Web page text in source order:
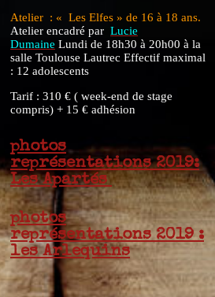
Atelier : « Les Elfes » de 16 à 18 ans.
Atelier encadré par Lucie
Dumaine Lundi de 18h30 à 20h00 à la
salle Toulouse Lautrec Effectif maximal
: 12 adolescents
Tarif : 310 € ( week-end de stage
compris) + 15 € adhésion
photos
représentations 2019:
Les Apartés
photos
représentations 2019 :
les Arlequins